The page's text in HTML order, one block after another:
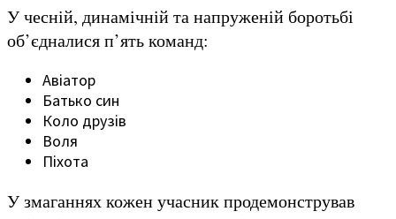
У чесній, динамічній та напруженій боротьбі
об’єдналися п’ять команд:
Авіатор
Батько син
Коло друзів
Воля
Піхота
У змаганнях кожен учасник продемонстрував